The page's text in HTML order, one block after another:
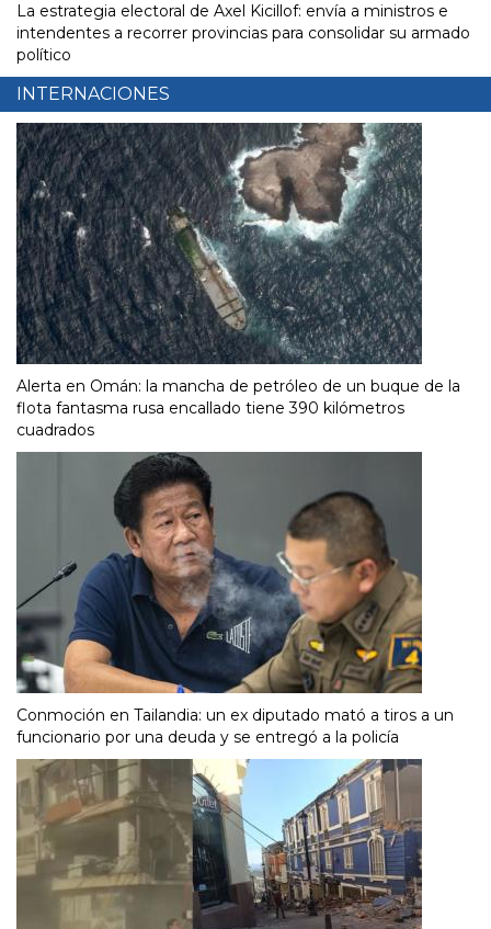
La estrategia electoral de Axel Kicillof: envía a ministros e
intendentes a recorrer provincias para consolidar su armado
político
INTERNACIONES
Alerta en Omán: la mancha de petróleo de un buque de la
flota fantasma rusa encallado tiene 390 kilómetros
cuadrados
Conmoción en Tailandia: un ex diputado mató a tiros a un
funcionario por una deuda y se entregó a la policía